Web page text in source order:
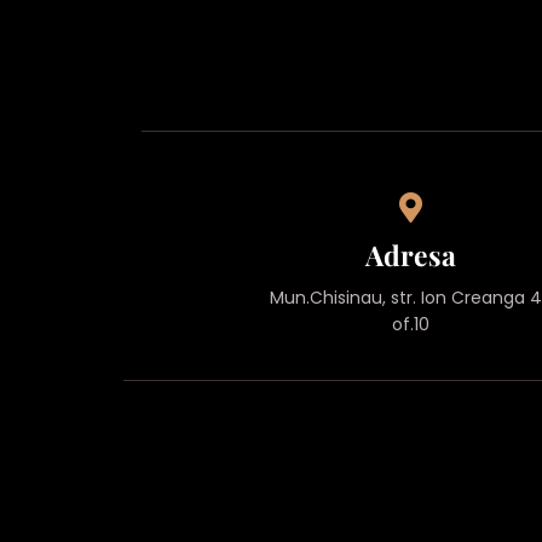
Adresa
Mun.Chisinau, str. Ion Creanga
of.10